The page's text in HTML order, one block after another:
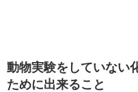
動物実験をしていない
ために出来ること